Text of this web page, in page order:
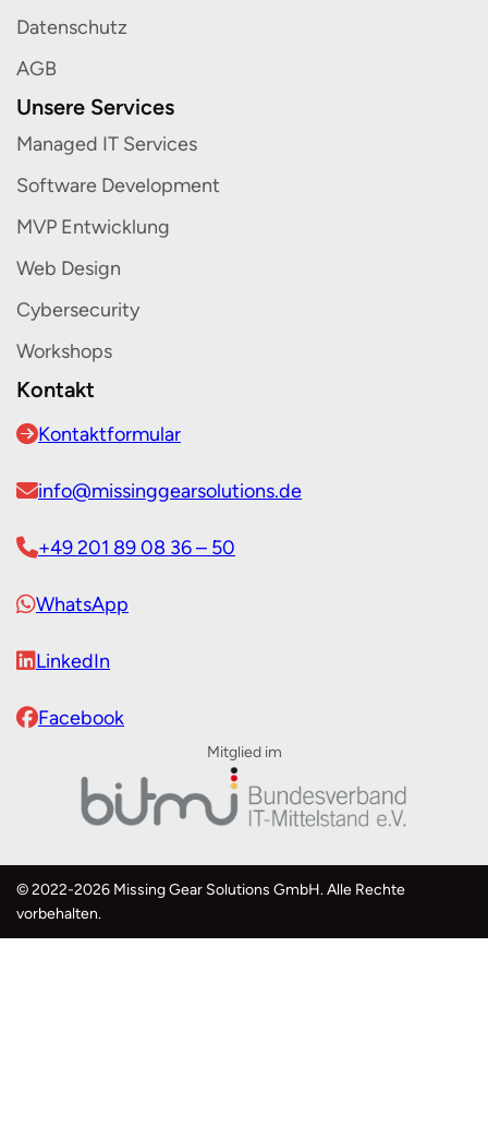
Datenschutz
AGB
Unsere Services
Managed IT Services
Software Development
MVP Entwicklung
Web Design
Cybersecurity
Workshops
Kontakt
Kontaktformular
info@missinggearsolutions.de
+49 201 89 08 36 – 50
WhatsApp
LinkedIn
Facebook
Mitglied im
©2022-2026 Missing Gear Solutions GmbH. Alle Rechte
vorbehalten.